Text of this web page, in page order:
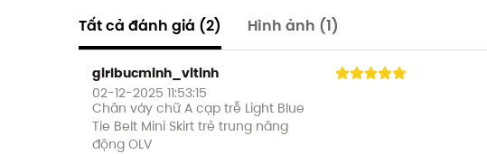
Tất cả đánh giá (2) Hình ảnh (1)
girlbucminh_vitinh
02-12-2025 11:53:15
Chân váy chữ A cạp trễ Light Blue
Tie Belt Mini Skirt trẻ trung năng
động OLV